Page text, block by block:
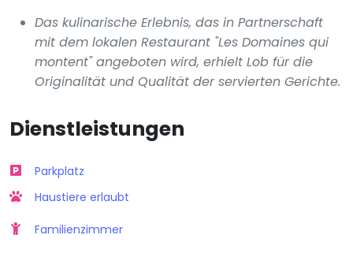
Das kulinarische Erlebnis, das in Partnerschaft
mit dem lokalen Restaurant "Les Domaines qui
montent" angeboten wird, erhielt Lob für die
Originalität und Qualität der servierten Gerichte.
Dienstleistungen
Parkplatz
Haustiere erlaubt
Familienzimmer